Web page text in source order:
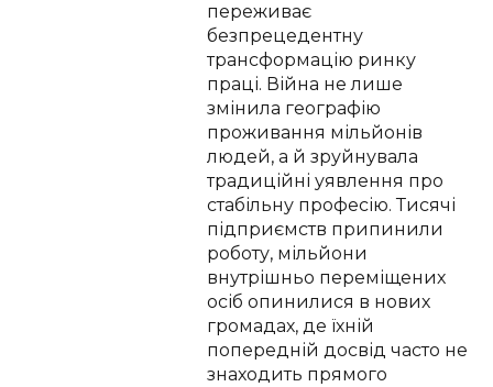
переживає
безпрецедентну
трансформацію ринку
праці. Війна не лише
змінила географію
проживання мільйонів
людей, а й зруйнувала
традиційні уявлення про
стабільну професію. Тисячі
підприємств припинили
роботу, мільйони
внутрішньо переміщених
осіб опинилися в нових
громадах, де їхній
попередній досвід часто не
знаходить прямого